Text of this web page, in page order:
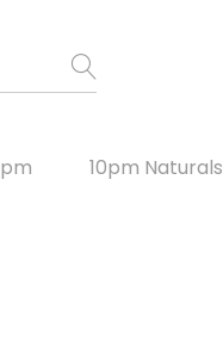
10pm Naturals